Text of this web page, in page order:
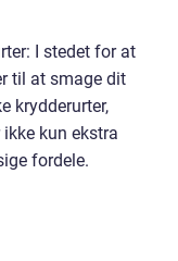
I stedet for at
til at smage dit
krydderurter,
kun ekstra
fordele.